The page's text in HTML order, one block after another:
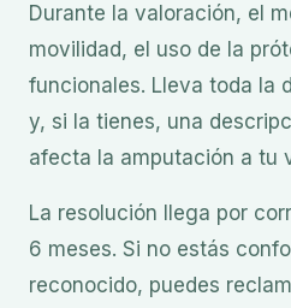
Durante la valoración, el
movilidad, el uso de la
funcionales. Lleva toda la
y, si la tienes, una
afecta la amputación a tu
La resolución llega por
6 meses. Si no estás
reconocido, puedes